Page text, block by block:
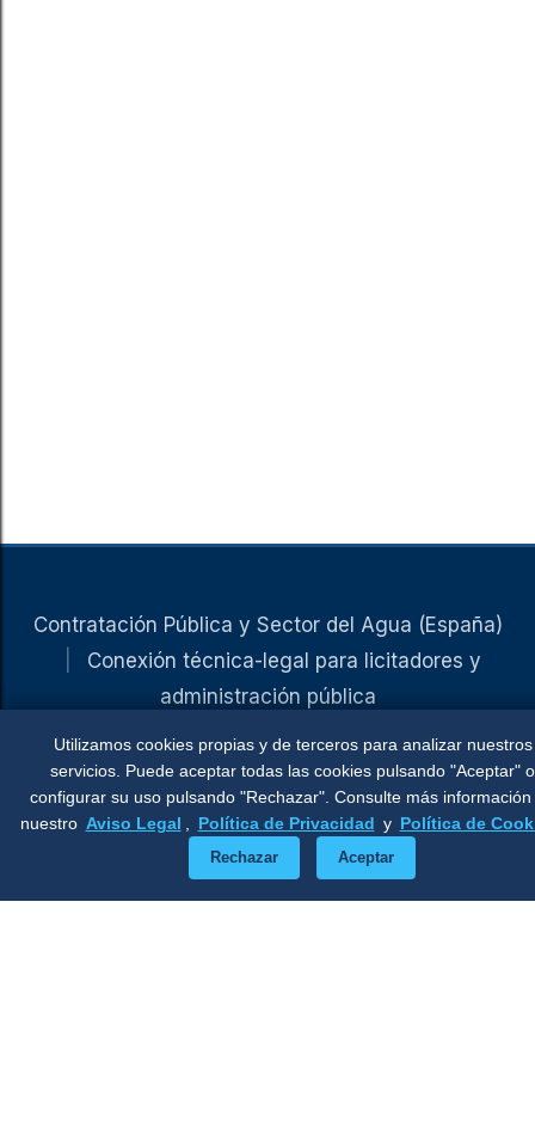
Contratación Pública y Sector del Agua (España)
Conexión técnica-legal para licitadores y
administración pública
OBCP (Observatorio de Contratación Pública)
Libros
Tribuna Aguasresiduales.info iAgua Ponencias
LinkedIn
© 2026 Enrique Castellanos Rodrigo.Permitida
Utilizamos cookies propias y de terceros para analizar nuestros
servicios. Puede aceptar todas las cookies pulsando "Aceptar" o
configurar su uso pulsando "Rechazar". Consulte más información
nuestro Aviso Legal Política de Privacidad y Política de
Rechazar Aceptar